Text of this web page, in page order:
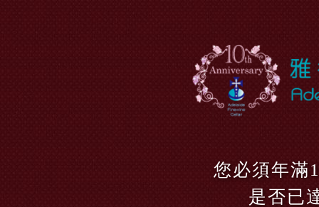
您必須年滿
是否已